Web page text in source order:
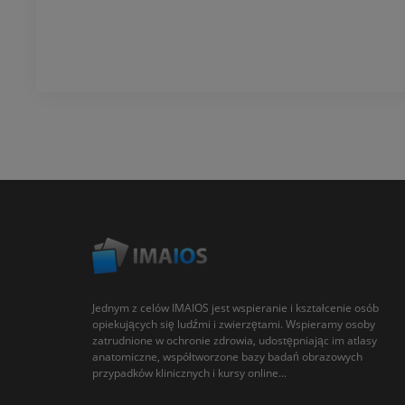
Jednym z celów IMAIOS jest wspieranie i kształcenie osób
opiekujących się ludźmi i zwierzętami. Wspieramy osoby
zatrudnione w ochronie zdrowia, udostępniając im atlasy
anatomiczne, współtworzone bazy badań obrazowych
przypadków klinicznych i kursy online...